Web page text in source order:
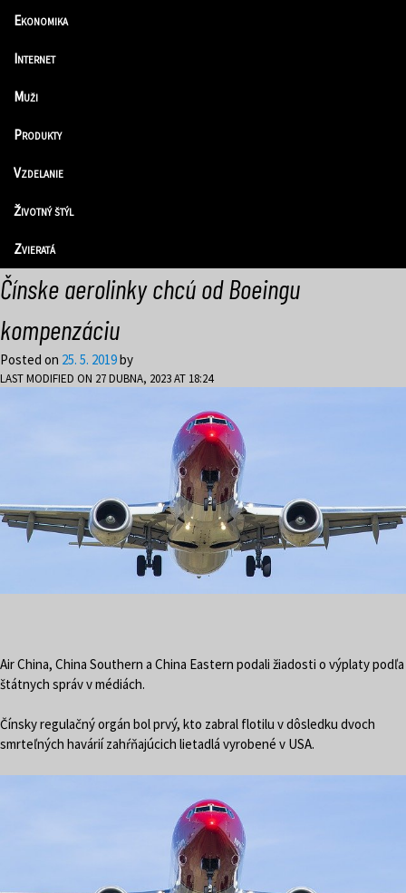
Ekonomika
Internet
Muži
Produkty
Vzdelanie
Životný štýl
Zvieratá
Čínske aerolinky chcú od Boeingu
kompenzáciu
Posted on 25. 5. 2019by
LAST MODIFIED ON 27 DUBNA, 2023 AT 18:24
Air China, China Southern a China Eastern podali žiadosti o výplaty podľa
štátnych správ v médiách.
Čínsky regulačný orgán bol prvý, kto zabral flotilu v dôsledku dvoch
smrteľných havárií zahŕňajúcich lietadlá vyrobené v USA.